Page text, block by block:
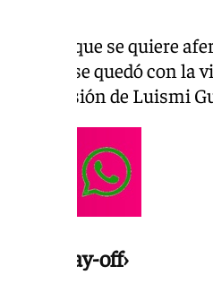
que se quiere
García, se quedó con
expulsión de Luismi
del ‹play-off›